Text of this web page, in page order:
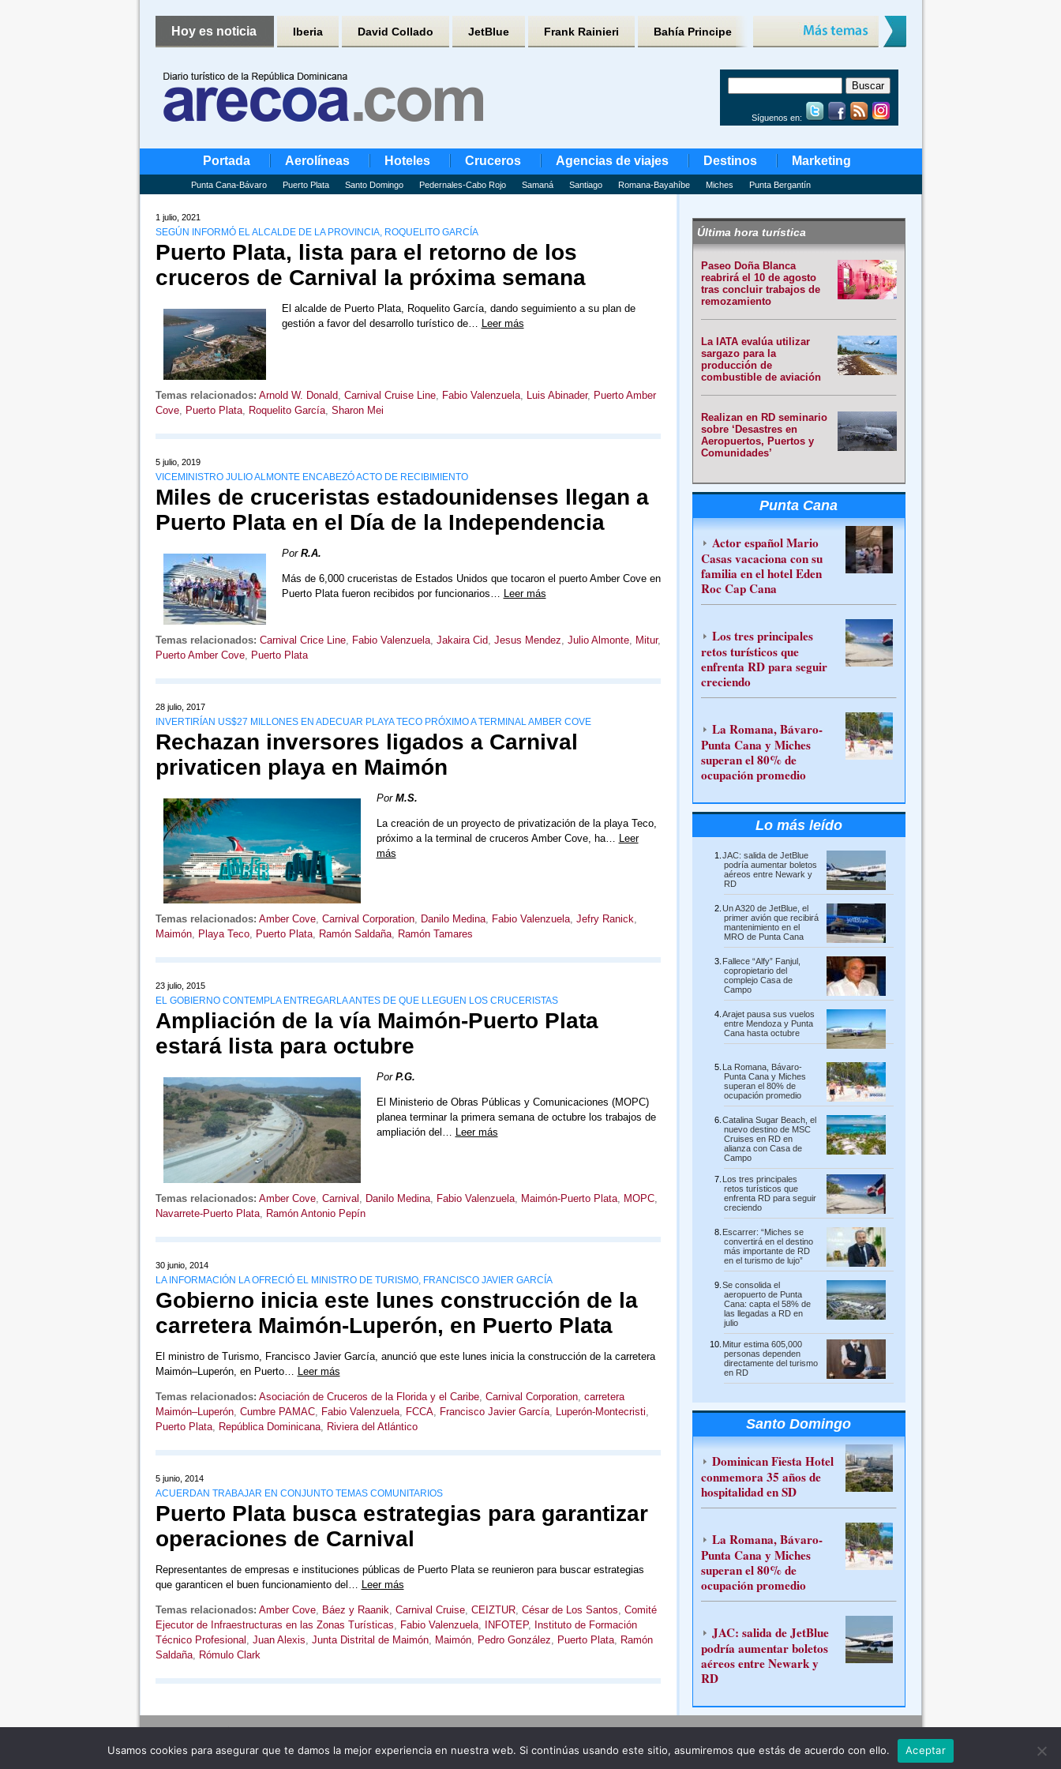
Hoy es noticia Iberia David Collado JetBlue Frank Rainieri Bahía Principe
Síguenos en:
Portada Aerolíneas Hoteles Cruceros Agencias de viajes Destinos Marketing
Punta Cana-Bávaro Puerto Plata Santo Domingo Pedernales-Cabo Rojo Samaná Santiago Romana-Bayahíbe Miches Punta Bergantín
1 julio, 2021
SEGÚN INFORMÓ EL ALCALDE DE LA PROVINCIA, ROQUELITO GARCÍA
Puerto Plata, lista para el retorno de los
cruceros de Carnival la próxima semana
El alcalde de Puerto Plata, Roquelito García, dando seguimiento a su plan de
gestión a favor del desarrollo turístico de… Leer más
Temas relacionados: Arnold W. Donald, Carnival Cruise Line, Fabio Valenzuela, Luis Abinader, Puerto Amber
Cove, Puerto Plata, Roquelito García, Sharon Mei
5 julio, 2019
VICEMINISTRO JULIO ALMONTE ENCABEZÓ ACTO DE RECIBIMIENTO
Miles de cruceristas estadounidenses llegan a
Puerto Plata en el Día de la Independencia
Por R.A.
Más de 6,000 cruceristas de Estados Unidos que tocaron el puerto Amber Cove en
Puerto Plata fueron recibidos por funcionarios… Leer más
Temas relacionados: Carnival Crice Line, Fabio Valenzuela, Jakaira Cid, Jesus Mendez, Julio Almonte, Mitur,
Puerto Amber Cove, Puerto Plata
28 julio, 2017
INVERTIRÍAN US$27 MILLONES EN ADECUAR PLAYA TECO PRÓXIMO A TERMINAL AMBER COVE
Rechazan inversores ligados a Carnival
privaticen playa en Maimón
Por M.S.
La creación de un proyecto de privatización de la playa Teco,
próximo a la terminal de cruceros Amber Cove, ha… Leer
más
Temas relacionados: Amber Cove, Carnival Corporation, Danilo Medina, Fabio Valenzuela, Jefry Ranick,
Maimón, Playa Teco, Puerto Plata, Ramón Saldaña, Ramón Tamares
23 julio, 2015
EL GOBIERNO CONTEMPLA ENTREGARLA ANTES DE QUE LLEGUEN LOS CRUCERISTAS
Ampliación de la vía Maimón-Puerto Plata
estará lista para octubre
Por P.G.
El Ministerio de Obras Públicas y Comunicaciones (MOPC)
planea terminar la primera semana de octubre los trabajos de
ampliación del… Leer más
Temas relacionados: Amber Cove, Carnival Danilo Medina, Fabio Valenzuela, Maimón-Puerto Plata, MOPC,
Navarrete-Puerto Plata, Ramón Antonio Pepín
30 junio, 2014
LA INFORMACIÓN LA OFRECIÓ EL MINISTRO DE TURISMO, FRANCISCO JAVIER GARCÍA
Gobierno inicia este lunes construcción de la
carretera Maimón-Luperón, en Puerto Plata
El ministro de Turismo, Francisco Javier García, anunció que este lunes inicia la construcción de la carretera
Maimón–Luperón, en Puerto… Leer más
Temas relacionados: Asociación de Cruceros de la Florida y el Caribe, Carnival Corporation, carretera
Maimón–Luperón, Cumbre PAMAC, Fabio Valenzuela, FCCA, Francisco Javier García, Luperón-Montecristi
Puerto Plata, República Dominicana, Riviera del Atlántico
5 junio, 2014
ACUERDAN TRABAJAR EN CONJUNTO TEMAS COMUNITARIOS
Puerto Plata busca estrategias para garantizar
operaciones de Carnival
Representantes de empresas e instituciones públicas de Puerto Plata se reunieron para buscar estrategias
que garanticen el buen funcionamiento del… Leer más
Temas relacionados: Amber Cove, Báez y Raanik Carnival Cruise, CEIZTUR, César de Los Santos Comité
Ejecutor de Infraestructuras en las Zonas Turísticas
Fabio Valenzuela, INFOTEP, Instituto de Formación
Técnico Profesional Juan Alexis Junta Distrital de Maimón, Maimón, Pedro González Puerto Plata, Ramón
Saldaña, Rómulo Clark
Última hora turística
Paseo Doña Blanca
reabrirá el 10 de agosto
tras concluir trabajos de
remozamiento
La IATA evalúa utilizar
sargazo para la
producción de
combustible de aviación
Realizan en RD seminario
sobre ‘Desastres en
Aeropuertos, Puertos y
Comunidades’
Punta Cana
Actor español Mario
Casas vacaciona con su
familia en el hotel Eden
Roc Cap Cana
Los tres principales
retos turísticos que
enfrenta RD para seguir
creciendo
La Romana, Bávaro-
Punta Cana y Miches
superan el 80% de
ocupación promedio
Lo más leído
JAC: salida de JetBlue
podría aumentar boletos
aéreos entre Newark y
RD
Un A320 de JetBlue, el
primer avión que recibirá
mantenimiento en el
MRO de Punta Cana
Fallece “Alfy” Fanjul,
copropietario del
complejo Casa de
Campo
Arajet pausa sus vuelos
entre Mendoza y Punta
Cana hasta octubre
La Romana, Bávaro-
Punta Cana y Miches
superan el 80% de
ocupación promedio
Catalina Sugar Beach, el
nuevo destino de MSC
Cruises en RD en
alianza con Casa de
Campo
Los tres principales
retos turísticos que
enfrenta RD para seguir
creciendo
Escarrer: “Miches se
convertirá en el destino
más importante de RD
en el turismo de lujo”
Se consolida el
aeropuerto de Punta
Cana: capta el 58% de
las llegadas a RD en
julio
Mitur estima 605,000
personas dependen
directamente del turismo
en RD
Santo Domingo
Dominican Fiesta Hotel
conmemora 35 años de
hospitalidad en SD
La Romana, Bávaro-
Punta Cana y Miches
superan el 80% de
ocupación promedio
JAC: salida de JetBlue
podría aumentar boletos
aéreos entre Newark y
RD
Usamos cookies para asegurar que te damos la mejor experiencia en nuestra web. Si continúas usando este sitio, asumiremos que estás de acuerdo con ello. Aceptar